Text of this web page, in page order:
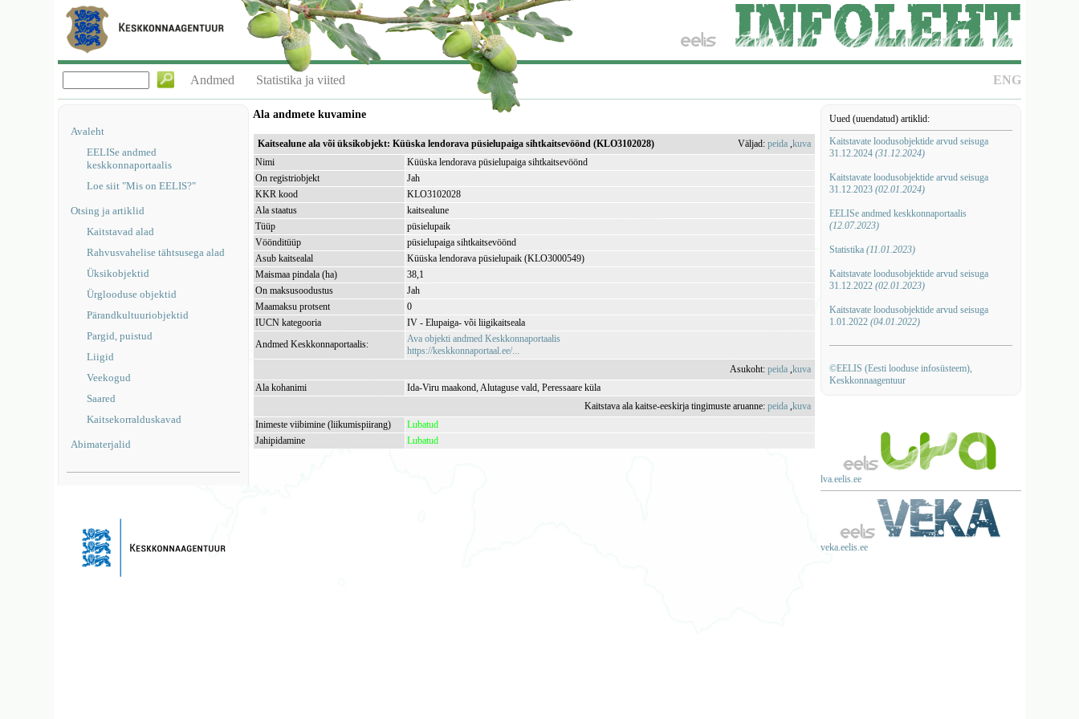
ENG
Andmed Statistika ja viited
Avaleht
EELISe andmed
keskkonnaportaalis
Loe siit "Mis on EELIS?"
Otsing ja artiklid
Kaitstavad alad
Rahvusvahelise tähtsusega alad
Üksikobjektid
Ürglooduse objektid
Pärandkultuuriobjektid
Pargid, puistud
Liigid
Veekogud
Saared
Kaitsekorralduskavad
Abimaterjalid
Uued (uuendatud) artiklid:
Kaitstavate loodusobjektide arvud seisuga
31.12.2024 (31.12.2024)
Kaitstavate loodusobjektide arvud seisuga
31.12.2023 (02.01.2024)
EELISe andmed keskkonnaportaalis
(12.07.2023)
Statistika (11.01.2023)
Kaitstavate loodusobjektide arvud seisuga
31.12.2022 (02.01.2023)
Kaitstavate loodusobjektide arvud seisuga
1.01.2022 (04.01.2022)
©EELIS (Eesti looduse infosüsteem),
Keskkonnaagentuur
lva.eelis.ee
veka.eelis.ee
Ala andmete kuvamine
Kaitsealune ala või üksikobjekt: Küüska lendorava püsielupaiga sihtkaitsevöönd (KLO3102028) Väljad:peida ,kuva
Nimi
Küüska lendorava püsielupaiga sihtkaitsevöönd
On registriobjekt
Jah
KKR kood
KLO3102028
Ala staatus
kaitsealune
Tüüp
püsielupaik
Vöönditüüp
püsielupaiga sihtkaitsevöönd
Asub kaitsealal
Küüska lendorava püsielupaik (KLO3000549)
Maismaa pindala (ha)
38,1
On maksusoodustus
Jah
Maamaksu protsent
0
IUCN kategooria
IV - Elupaiga- või liigikaitseala
Andmed Keskkonnaportaalis:
Ava objekti andmed Keskkonnaportaalis
https://keskkonnaportaal.ee/...
Asukoht:peida ,kuva
Ala kohanimi
Ida-Viru maakond, Alutaguse vald, Peressaare küla
Kaitstava ala kaitse-eeskirja tingimuste aruanne:peida ,kuva
Inimeste viibimine (liikumispiirang)
Lubatud
Jahipidamine
Lubatud